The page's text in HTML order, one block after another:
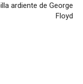
ardiente de George
Floyd